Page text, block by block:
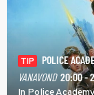
TIP
POLICE
VANAVOND 20:00 -
In Police